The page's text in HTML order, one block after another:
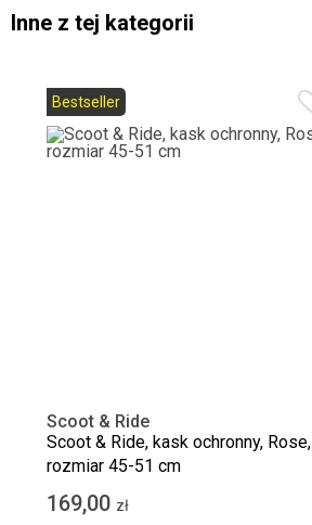
Inne z tej kategorii
Bestseller
Scoot & Ride
Scoot & Ride, kask ochronny, Rose,
rozmiar 45-51 cm
169,00 zł